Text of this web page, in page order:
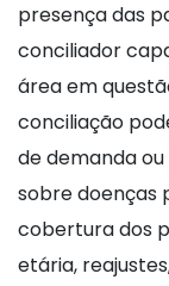
presença das
conciliador
área em
conciliação
de demanda
sobre doenças
cobertura dos
etária,